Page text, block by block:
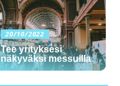
20/10/2022
Tee yrityksesi
näkyväksi messuilla